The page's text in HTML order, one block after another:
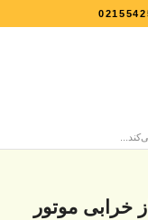
خرابی موتور